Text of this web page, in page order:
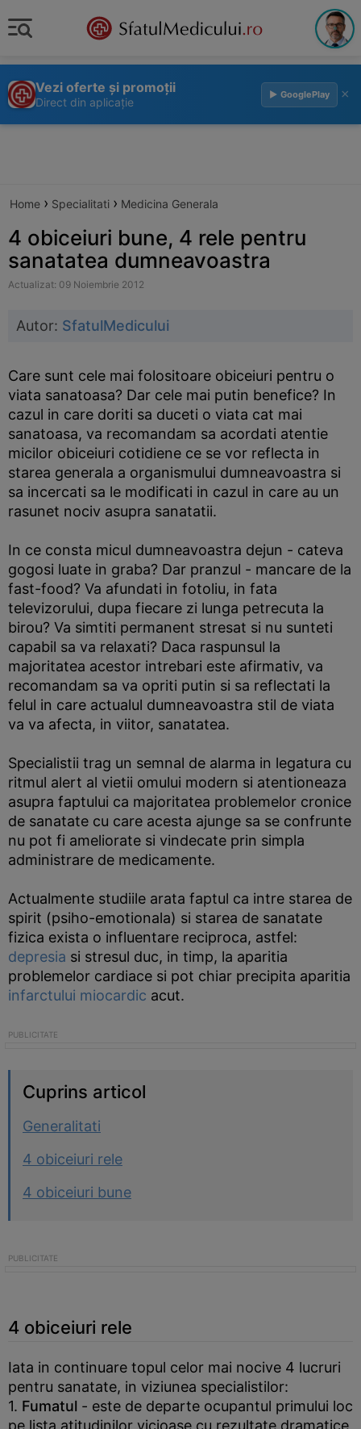
Vezi oferte și promoții
Direct din aplicație
▶ GooglePlay ×
Home › Specialitati › Medicina Generala
4 obiceiuri bune, 4 rele pentru
sanatatea dumneavoastra
Actualizat: 09 Noiembrie 2012
Autor: SfatulMedicului
Care sunt cele mai folositoare obiceiuri pentru o
viata sanatoasa? Dar cele mai putin benefice? In
cazul in care doriti sa duceti o viata cat mai
sanatoasa, va recomandam sa acordati atentie
micilor obiceiuri cotidiene ce se vor reflecta in
starea generala a organismului dumneavoastra si
sa incercati sa le modificati in cazul in care au un
rasunet nociv asupra sanatatii.
In ce consta micul dumneavoastra dejun - cateva
gogosi luate in graba? Dar pranzul - mancare de la
fast-food? Va afundati in fotoliu, in fata
televizorului, dupa fiecare zi lunga petrecuta la
birou? Va simtiti permanent stresat si nu sunteti
capabil sa va relaxati? Daca raspunsul la
majoritatea acestor intrebari este afirmativ, va
recomandam sa va opriti putin si sa reflectati la
felul in care actualul dumneavoastra stil de viata
va va afecta, in viitor, sanatatea.
Specialistii trag un semnal de alarma in legatura cu
ritmul alert al vietii omului modern si atentioneaza
asupra faptului ca majoritatea problemelor cronice
de sanatate cu care acesta ajunge sa se confrunte
nu pot fi ameliorate si vindecate prin simpla
administrare de medicamente.
Actualmente studiile arata faptul ca intre starea de
spirit (psiho-emotionala) si starea de sanatate
fizica exista o influentare reciproca, astfel:
depresia si stresul duc, in timp, la aparitia
problemelor cardiace si pot chiar precipita aparitia
infarctului miocardic acut.
Cuprins articol
Generalitati
4 obiceiuri rele
4 obiceiuri bune
4 obiceiuri rele
Iata in continuare topul celor mai nocive 4 lucruri
pentru sanatate, in viziunea specialistilor:
1. Fumatul - este de departe ocupantul primului loc
pe lista atitudinilor vicioase cu rezultate dramatice